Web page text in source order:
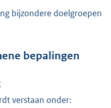
bijzondere doelgroepen
bepalingen
verstaan onder: